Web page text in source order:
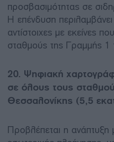
προσβασιμότητας σε
Η επένδυση
αντίστοιχες με εκείνες
σταθμούς της Γραμμής 1
20. Ψηφιακή
σε όλους τους
Θεσσαλονίκης (5,5
Προβλέπεται η ανάπτυξη